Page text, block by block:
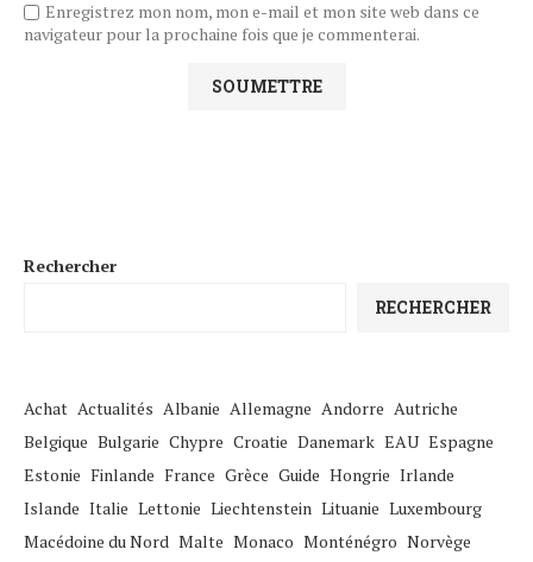
Enregistrez mon nom, mon e-mail et mon site web dans ce
navigateur pour la prochaine fois que je commenterai.
Rechercher
RECHERCHER
Achat Actualités Albanie Allemagne Andorre Autriche
Belgique Bulgarie Chypre Croatie Danemark EAU Espagne
Estonie Finlande France Grèce Guide Hongrie Irlande
Islande Italie Lettonie Liechtenstein Lituanie Luxembourg
Macédoine du Nord Malte Monaco Monténégro Norvège